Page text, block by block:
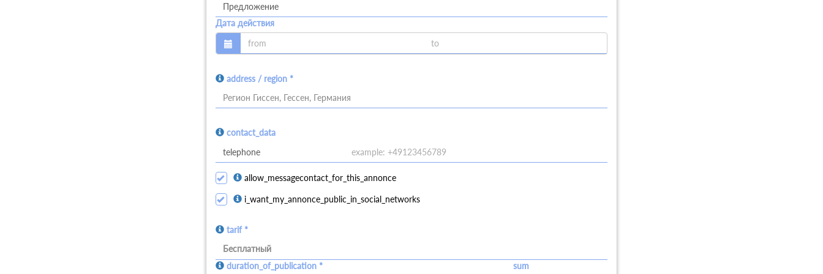
Дата действия
address / region *
Регион Гиссен, Гессен, Германия
contact_data
allow_messagecontact_for_this_annonce
i_want_my_annonce_public_in_social_networks
tarif *
Бесплатный
duration_of_publication *
sum